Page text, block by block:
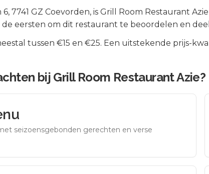
6, 7741 GZ Coevorden, is Grill Room Restaurant Azie
de eersten om dit restaurant te beoordelen en
tussen €15 en €25. Een uitstekende prijs-
bij Grill Room Restaurant Azie?
seizoensgebonden gerechten en verse